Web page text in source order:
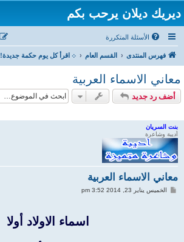
ديريك ديلان يرحب بكم
الأسئلة المتكررة
فهرس المنتدى القسم العام ܀ اقرأ كل يوم حكمة جديدة!
معاني الاسماء العربية
أضف رد جديد
بنت السريان
أديبة وشاعرة
معاني الاسماء العربية
الخميس يناير 23, 2014 3:52 pm
اسماء الاولاد أولا